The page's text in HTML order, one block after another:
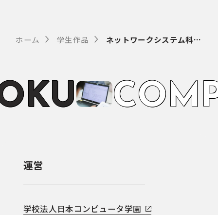
ホーム 学生作品 ネットワークシステム科 学生作品
KU COMP
運営
学校法人日本コンピュータ学園